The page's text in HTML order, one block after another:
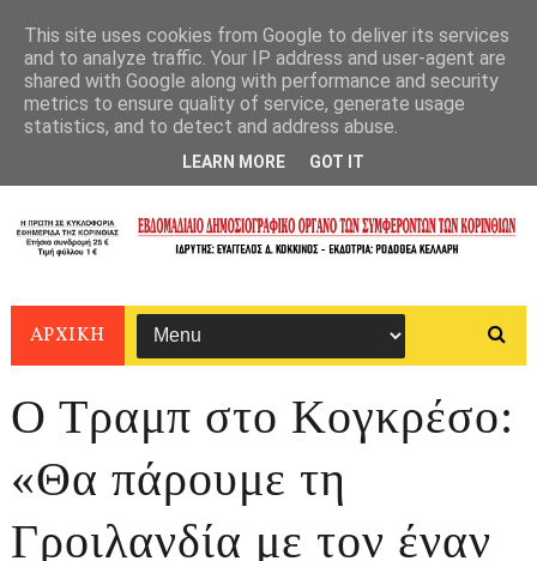
ΑΡΧΙΚΗ
Ο Τραμπ στο Κογκρέσο:
«Θα πάρουμε τη
Γροιλανδία με τον έναν
This site uses cookies from Google to deliver its services
and to analyze traffic. Your IP address and user-agent are
shared with Google along with performance and security
metrics to ensure quality of service, generate usage
statistics, and to detect and address abuse.
LEARN MORE GOT IT